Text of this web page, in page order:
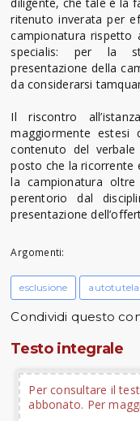
ritenuto inverata per
campionatura rispetto
specialis: per la
presentazione della
da considerarsi
Il riscontro
maggiormente estesi
contenuto del
posto che la ricorrente
la campionatura
perentorio dal
presentazione
Argomenti:
esclusione autotutela
Condividi questo
Testo integrale
Per consultare il
abbonato. Per